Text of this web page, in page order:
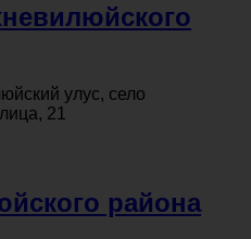
улус, село
21
района